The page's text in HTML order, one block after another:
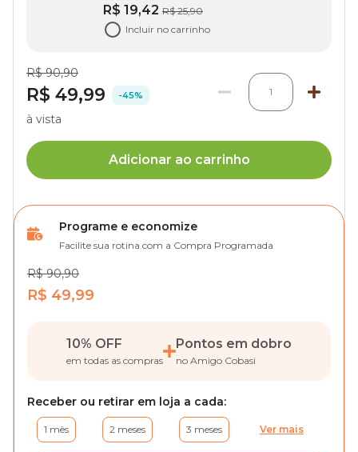
R$ 19,42 R$ 25,90
Incluir no carrinho
R$ 90,90
R$ 49,99 -45% 1
à vista
Adicionar ao carrinho
Programe e economize
Facilite sua rotina com a Compra Programada
R$ 90,90
R$ 49,99
10% OFF
em todas as compras
Pontos em dobro
no Amigo Cobasi
Receber ou retirar em loja a cada:
1 mês 2 meses 3 meses Ver mais